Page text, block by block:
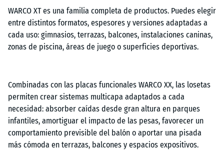
WARCO XT es una familia completa de productos. Puedes elegir
entre distintos formatos, espesores y versiones adaptadas a
cada uso: gimnasios, terrazas, balcones, instalaciones caninas,
zonas de piscina, áreas de juego o superficies deportivas.
Combinadas con las placas funcionales WARCO XX, las losetas
permiten crear sistemas multicapa adaptados a cada
necesidad: absorber caídas desde gran altura en parques
infantiles, amortiguar el impacto de las pesas, favorecer un
comportamiento previsible del balón o aportar una pisada
más cómoda en terrazas, balcones y espacios expositivos.